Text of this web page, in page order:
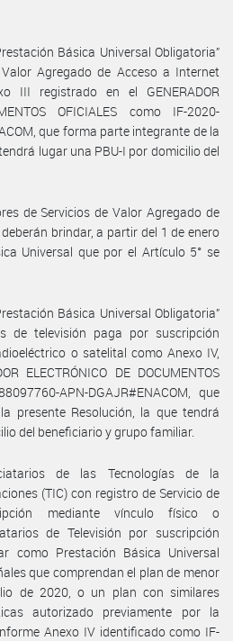
Básica Universal Obligatoria”
Agregado de Acceso a Internet
III registrado en el GENERADOR
OFICIALES como IF-2020-
que forma parte integrante de la
lugar una PBU-I por domicilio del
de Servicios de Valor Agregado de
brindar, a partir del 1 de enero
Universal que por el Artículo 5° se
Básica Universal Obligatoria”
de televisión paga por suscripción
o satelital como Anexo IV,
ELECTRÓNICO DE DOCUMENTOS
APN-DGAJR#ENACOM, que
presente Resolución, la que tendrá
del beneficiario y grupo familiar.
de las Tecnologías de la
(TIC) con registro de Servicio de
mediante vínculo físico o
de Televisión por suscripción
como Prestación Básica Universal
que comprendan el plan de menor
de 2020, o un plan con similares
autorizado previamente por la
Anexo IV identificado como IF-